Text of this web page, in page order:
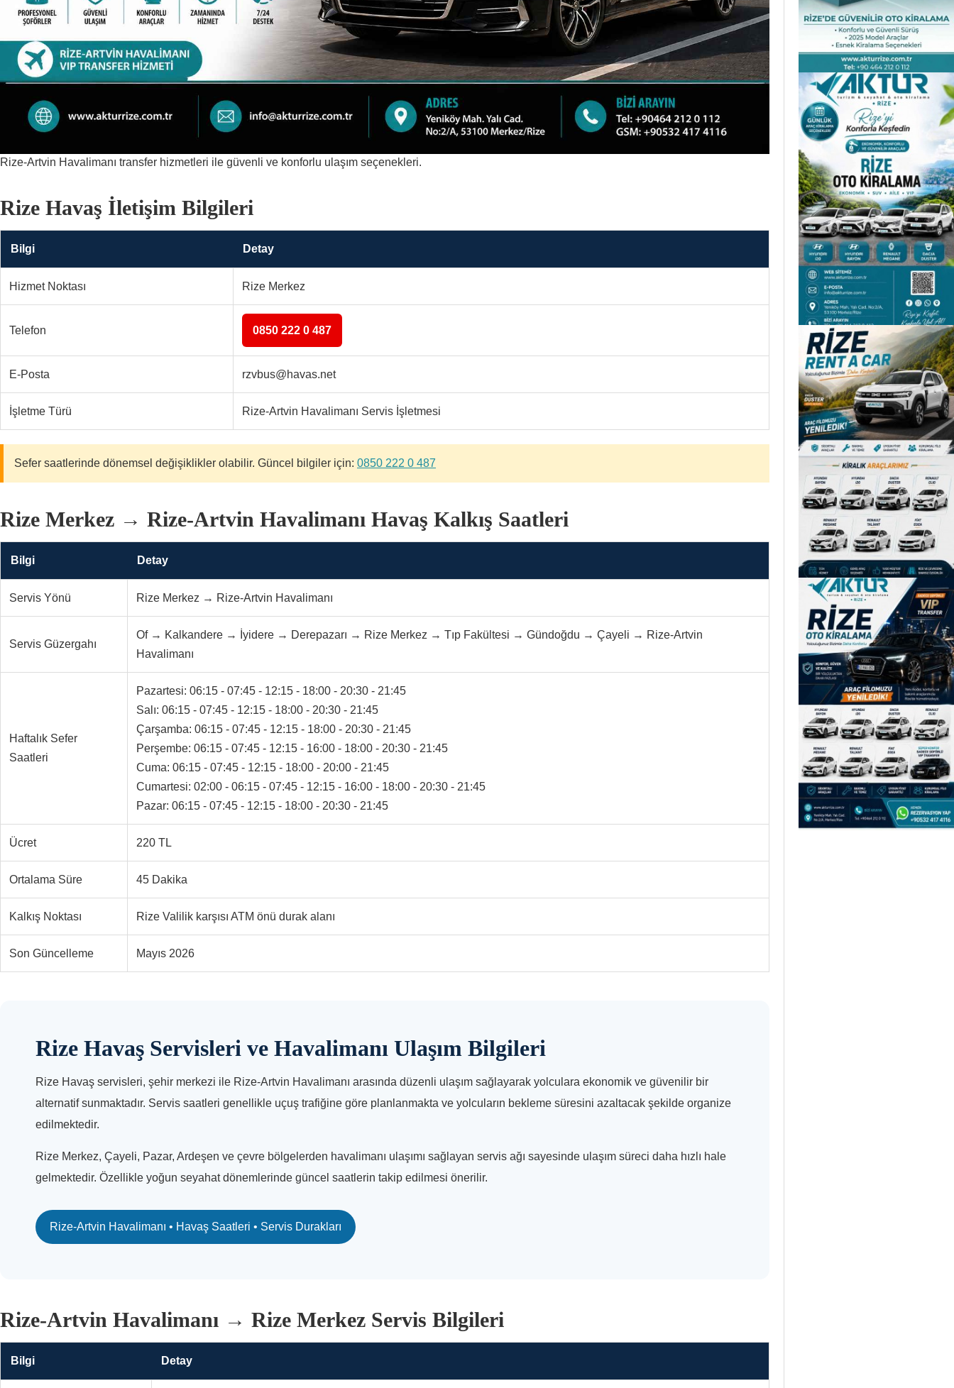
Rize-Artvin Havalimanı transfer hizmetleri ile güvenli ve konforlu ulaşım seçenekleri.
Rize Havaş İletişim Bilgileri
Bilgi Detay
Hizmet Noktası Rize Merkez
Telefon 0850 222 0 487
E-Posta rzvbus@havas.net
İşletme Türü Rize-Artvin Havalimanı Servis İşletmesi
Sefer saatlerinde dönemsel değişiklikler olabilir. Güncel bilgiler için: 0850 222 0 487
Rize Merkez → Rize-Artvin Havalimanı Havaş Kalkış Saatleri
Bilgi Detay
Servis Yönü Rize Merkez → Rize-Artvin Havalimanı
Servis Güzergahı
Of → Kalkandere → İyidere → Derepazarı → Rize Merkez → Tıp Fakültesi → Gündoğdu → Çayeli → Rize-Artvin
Havalimanı
Haftalık Sefer
Saatleri
Pazartesi: 06:15 - 07:45 - 12:15 - 18:00 - 20:30 - 21:45
Salı: 06:15 - 07:45 - 12:15 - 18:00 - 20:30 - 21:45
Çarşamba: 06:15 - 07:45 - 12:15 - 18:00 - 20:30 - 21:45
Perşembe: 06:15 - 07:45 - 12:15 - 16:00 - 18:00 - 20:30 - 21:45
Cuma: 06:15 - 07:45 - 12:15 - 18:00 - 20:00 - 21:45
Cumartesi: 02:00 - 06:15 - 07:45 - 12:15 - 16:00 - 18:00 - 20:30 - 21:45
Pazar: 06:15 - 07:45 - 12:15 - 18:00 - 20:30 - 21:45
Ücret 220 TL
Ortalama Süre 45 Dakika
Kalkış Noktası Rize Valilik karşısı ATM önü durak alanı
Son Güncelleme Mayıs 2026
Rize Havaş Servisleri ve Havalimanı Ulaşım Bilgileri
Rize Havaş servisleri, şehir merkezi ile Rize-Artvin Havalimanı arasında düzenli ulaşım sağlayarak yolculara ekonomik ve güvenilir bir
alternatif sunmaktadır. Servis saatleri genellikle uçuş trafiğine göre planlanmakta ve yolcuların bekleme süresini azaltacak şekilde organize
edilmektedir.
Rize Merkez, Çayeli, Pazar, Ardeşen ve çevre bölgelerden havalimanı ulaşımı sağlayan servis ağı sayesinde ulaşım süreci daha hızlı hale
gelmektedir. Özellikle yoğun seyahat dönemlerinde güncel saatlerin takip edilmesi önerilir.
Rize-Artvin Havalimanı • Havaş Saatleri • Servis Durakları
Rize-Artvin Havalimanı → Rize Merkez Servis Bilgileri
Bilgi Detay